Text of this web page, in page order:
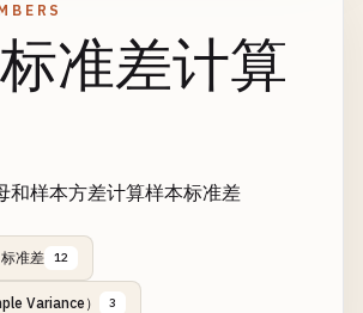
准差计算
和样本方差计算样本标准差
标准差 12
Variance） 3